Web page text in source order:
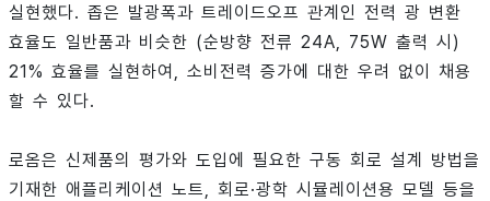
실현했다. 좁은 발광폭과 트레이드오프 관계인 전력 광 변환
효율도 일반품과 비슷한 (순방향 전류 24A, 75W 출력 시)
21% 효율를 실현하여, 소비전력 증가에 대한 우려 없이 채용
할 수 있다.
로옴은 신제품의 평가와 도입에 필요한 구동 회로 설계 방법을
기재한 애플리케이션 노트, 회로·광학 시뮬레이션용 모델 등을